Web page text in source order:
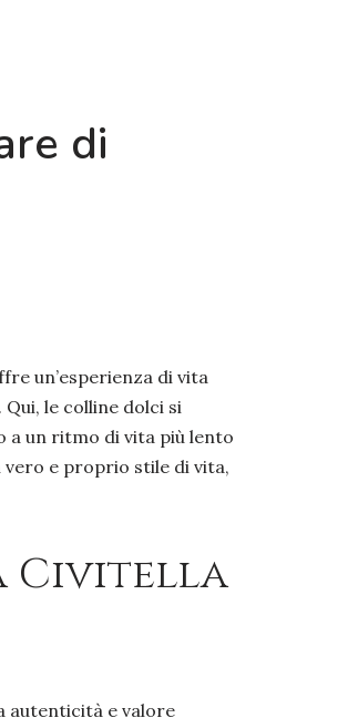
di
un’esperienza di vita
le colline dolci si
a un ritmo di vita più lento
e proprio stile di vita,
Civitella
autenticità e valore